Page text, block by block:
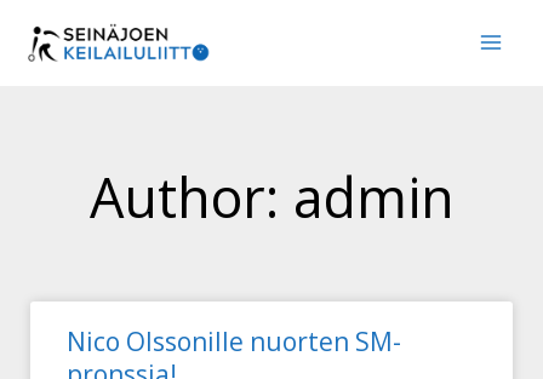
sisältöön
Author: admin
Nico Olssonille nuorten SM-